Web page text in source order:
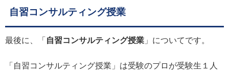
自習コンサルティング授業
最後に、「自習コンサルティング授業 」についてです。
「自習コンサルティング授業」は受験のプロが受験生１人